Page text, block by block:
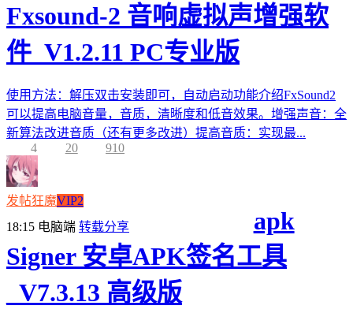
Fxsound-2 音响虚拟声增强软
件_V1.2.11 PC专业版
使用方法：解压双击安装即可，自动启动功能介绍FxSound2
可以提高电脑音量，音质，清晰度和低音效果。增强声音：全
新算法改进音质（还有更多改进）提高音质：实现最...
4
20 910
发帖狂魔VIP2
18:15 电脑端 转载分享
apk
Signer 安卓APK签名工具
_V7.3.13 高级版